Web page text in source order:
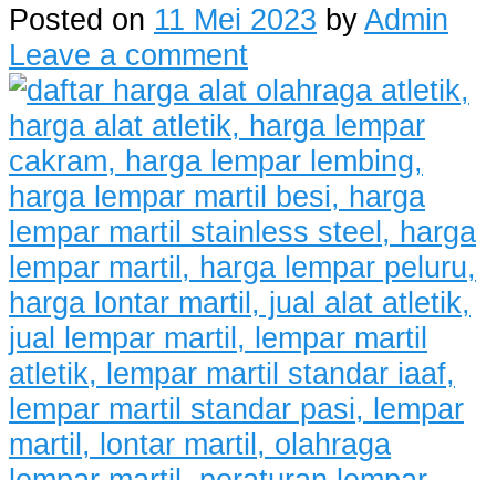
Posted on 11 Mei 2023 byAdmin
Leave a comment